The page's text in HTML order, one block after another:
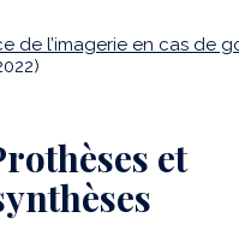
de l’imagerie en cas de
et